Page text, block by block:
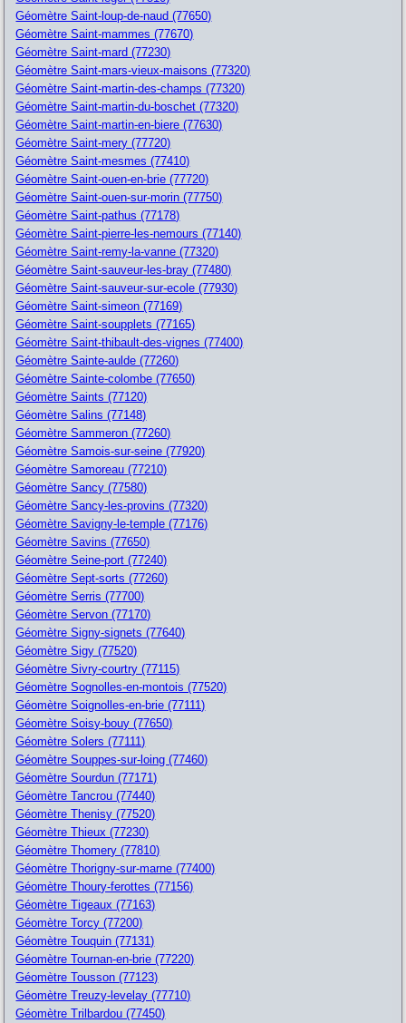
Géomètre Saint-loup-de-naud (77650)
Géomètre Saint-mammes (77670)
Géomètre Saint-mard (77230)
Géomètre Saint-mars-vieux-maisons (77320)
Géomètre Saint-martin-des-champs (77320)
Géomètre Saint-martin-du-boschet (77320)
Géomètre Saint-martin-en-biere (77630)
Géomètre Saint-mery (77720)
Géomètre Saint-mesmes (77410)
Géomètre Saint-ouen-en-brie (77720)
Géomètre Saint-ouen-sur-morin (77750)
Géomètre Saint-pathus (77178)
Géomètre Saint-pierre-les-nemours (77140)
Géomètre Saint-remy-la-vanne (77320)
Géomètre Saint-sauveur-les-bray (77480)
Géomètre Saint-sauveur-sur-ecole (77930)
Géomètre Saint-simeon (77169)
Géomètre Saint-soupplets (77165)
Géomètre Saint-thibault-des-vignes (77400)
Géomètre Sainte-aulde (77260)
Géomètre Sainte-colombe (77650)
Géomètre Saints (77120)
Géomètre Salins (77148)
Géomètre Sammeron (77260)
Géomètre Samois-sur-seine (77920)
Géomètre Samoreau (77210)
Géomètre Sancy (77580)
Géomètre Sancy-les-provins (77320)
Géomètre Savigny-le-temple (77176)
Géomètre Savins (77650)
Géomètre Seine-port (77240)
Géomètre Sept-sorts (77260)
Géomètre Serris (77700)
Géomètre Servon (77170)
Géomètre Signy-signets (77640)
Géomètre Sigy (77520)
Géomètre Sivry-courtry (77115)
Géomètre Sognolles-en-montois (77520)
Géomètre Soignolles-en-brie (77111)
Géomètre Soisy-bouy (77650)
Géomètre Solers (77111)
Géomètre Souppes-sur-loing (77460)
Géomètre Sourdun (77171)
Géomètre Tancrou (77440)
Géomètre Thenisy (77520)
Géomètre Thieux (77230)
Géomètre Thomery (77810)
Géomètre Thorigny-sur-marne (77400)
Géomètre Thoury-ferottes (77156)
Géomètre Tigeaux (77163)
Géomètre Torcy (77200)
Géomètre Touquin (77131)
Géomètre Tournan-en-brie (77220)
Géomètre Tousson (77123)
Géomètre Treuzy-levelay (77710)
Géomètre Trilbardou (77450)